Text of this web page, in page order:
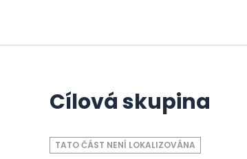
Cílová skupina
TATO ČÁST NENÍ LOKALIZOVÁNA